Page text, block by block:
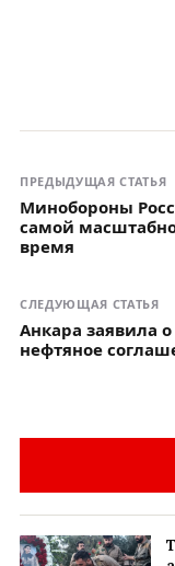
ПРЕДЫДУЩАЯ СТАТЬЯ
Минобороны
самой
время
СЛЕДУЮЩАЯ СТАТЬЯ
Анкара заявила
нефтяное